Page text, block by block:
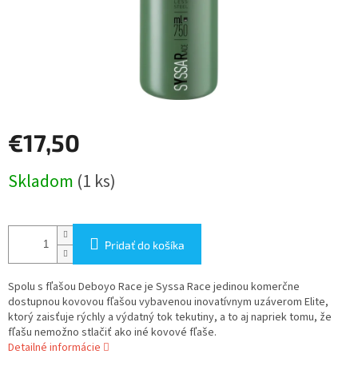
€17,50
cena:
Skladom (1 ks)
Pridať do košíka
Spolu s fľašou Deboyo Race je Syssa Race jedinou komerčne
dostupnou kovovou fľašou vybavenou inovatívnym uzáverom Elite,
ktorý zaisťuje rýchly a výdatný tok tekutiny, a to aj napriek tomu, že
fľašu nemožno stlačiť ako iné kovové fľaše.
Detailné informácie